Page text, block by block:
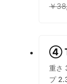
￥
④
重さ
プ